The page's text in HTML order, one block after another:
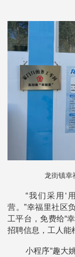
龙街镇幸
“我们采用‘
营。”幸福里社区
工平台，免费给“
招聘信息，工人能
小程序“趣大